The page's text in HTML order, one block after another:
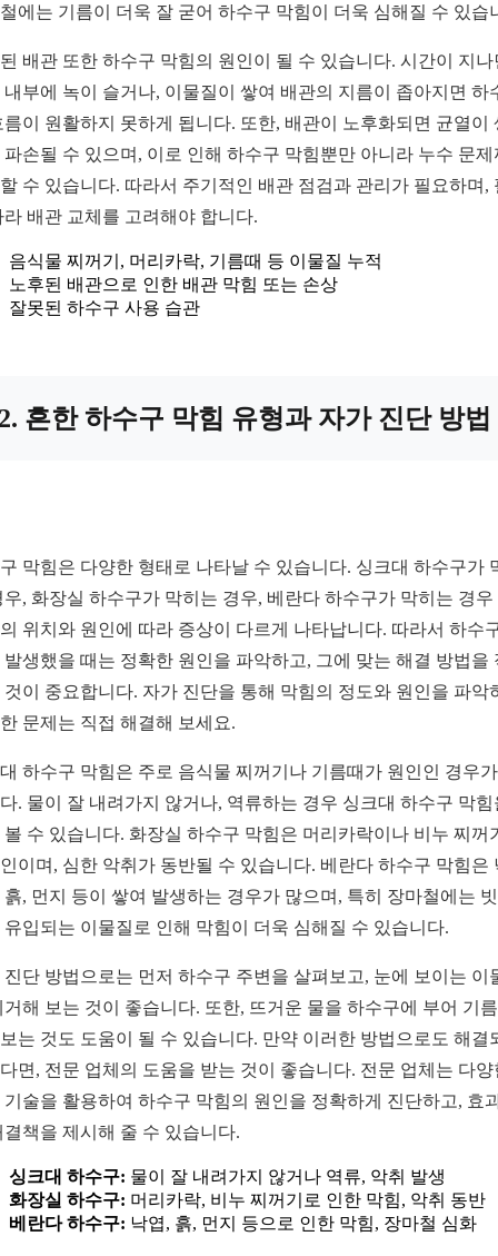
에는 기름이 더욱 잘 굳어 하수구 막힘이 더욱 심해질 수 있습
배관 또한 하수구 막힘의 원인이 될 수 있습니다. 시간이 지나
내부에 녹이 슬거나, 이물질이 쌓여 배관의 지름이 좁아지면 하
름이 원활하지 못하게 됩니다. 또한, 배관이 노후화되면 균열이
파손될 수 있으며, 이로 인해 하수구 막힘뿐만 아니라 누수 문제
수 있습니다. 따라서 주기적인 배관 점검과 관리가 필요하며,
라 배관 교체를 고려해야 합니다.
음식물 찌꺼기, 머리카락, 기름때 등 이물질 누적
노후된 배관으로 인한 배관 막힘 또는 손상
잘못된 하수구 사용 습관
흔한 하수구 막힘 유형과 자가 진단 방법
막힘은 다양한 형태로 나타날 수 있습니다. 싱크대 하수구가
우, 화장실 하수구가 막히는 경우, 베란다 하수구가 막히는 경우
위치와 원인에 따라 증상이 다르게 나타납니다. 따라서 하수
발생했을 때는 정확한 원인을 파악하고, 그에 맞는 해결 방법을
것이 중요합니다. 자가 진단을 통해 막힘의 정도와 원인을 파악
문제는 직접 해결해 보세요.
하수구 막힘은 주로 음식물 찌꺼기나 기름때가 원인인 경우
. 물이 잘 내려가지 않거나, 역류하는 경우 싱크대 하수구 막힘
볼 수 있습니다. 화장실 하수구 막힘은 머리카락이나 비누 찌꺼
이며, 심한 악취가 동반될 수 있습니다. 베란다 하수구 막힘은
흙, 먼지 등이 쌓여 발생하는 경우가 많으며, 특히 장마철에는
유입되는 이물질로 인해 막힘이 더욱 심해질 수 있습니다.
진단 방법으로는 먼저 하수구 주변을 살펴보고, 눈에 보이는 이
거해 보는 것이 좋습니다. 또한, 뜨거운 물을 하수구에 부어 기
는 것도 도움이 될 수 있습니다. 만약 이러한 방법으로도 해결
면, 전문 업체의 도움을 받는 것이 좋습니다. 전문 업체는 다양
기술을 활용하여 하수구 막힘의 원인을 정확하게 진단하고, 효
결책을 제시해 줄 수 있습니다.
싱크대 하수구: 물이 잘 내려가지 않거나 역류, 악취 발생
화장실 하수구: 머리카락, 비누 찌꺼기로 인한 막힘, 악취 동반
베란다 하수구: 낙엽, 흙, 먼지 등으로 인한 막힘, 장마철 심화